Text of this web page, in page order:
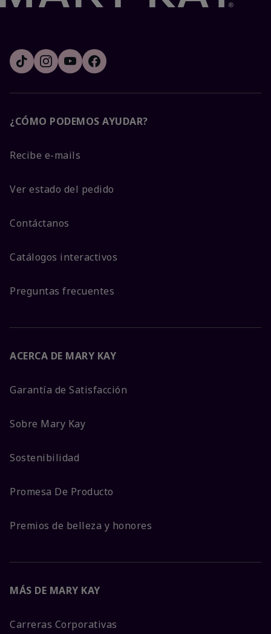
¿CÓMO PODEMOS AYUDAR?
Recibe e-mails
Ver estado del pedido
Contáctanos
Catálogos interactivos
Preguntas frecuentes
ACERCA DE MARY KAY
Garantía de Satisfacción
Sobre Mary Kay
Sostenibilidad
Promesa De Producto
Premios de belleza y honores
MÁS DE MARY KAY
Carreras Corporativas